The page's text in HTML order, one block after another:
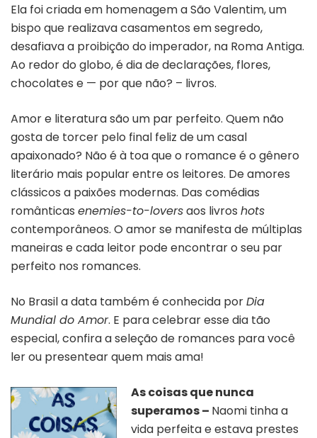
Ela foi criada em homenagem a São Valentim, um
bispo que realizava casamentos em segredo,
desafiava a proibição do imperador, na Roma Antiga.
Ao redor do globo, é dia de declarações, flores,
chocolates e — por que não? – livros.
Amor e literatura são um par perfeito. Quem não
gosta de torcer pelo final feliz de um casal
apaixonado? Não é à toa que o romance é o gênero
literário mais popular entre os leitores. De amores
clássicos a paixões modernas. Das comédias
românticas enemies-to-loversaos livros hots
contemporâneos. O amor se manifesta de múltiplas
maneiras e cada leitor pode encontrar o seu par
perfeito nos romances.
No Brasil a data também é conhecida porDia
Mundial do Amor. E para celebrar esse dia tão
especial, confira a seleção de romances para você
ler ou presentear quem mais ama!
As coisas que nunca
superamos – Naomi tinha a
vida perfeita e estava prestes